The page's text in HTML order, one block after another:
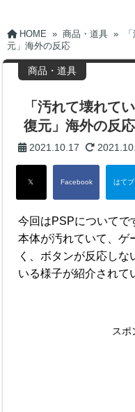
HOME » 商品・道具 »
元」海外の反応
商品・道具
「汚れて壊れて
復元」海外の反応
2021.10.17
今回はPSPについてで
本体が汚れていて、ゲ
く、ボタンが反応し
いる様子が紹介されて
スポ